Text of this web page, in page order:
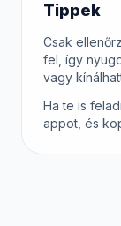
Tippek
Csak
fel, így
vagy
Ha te is
appot, és